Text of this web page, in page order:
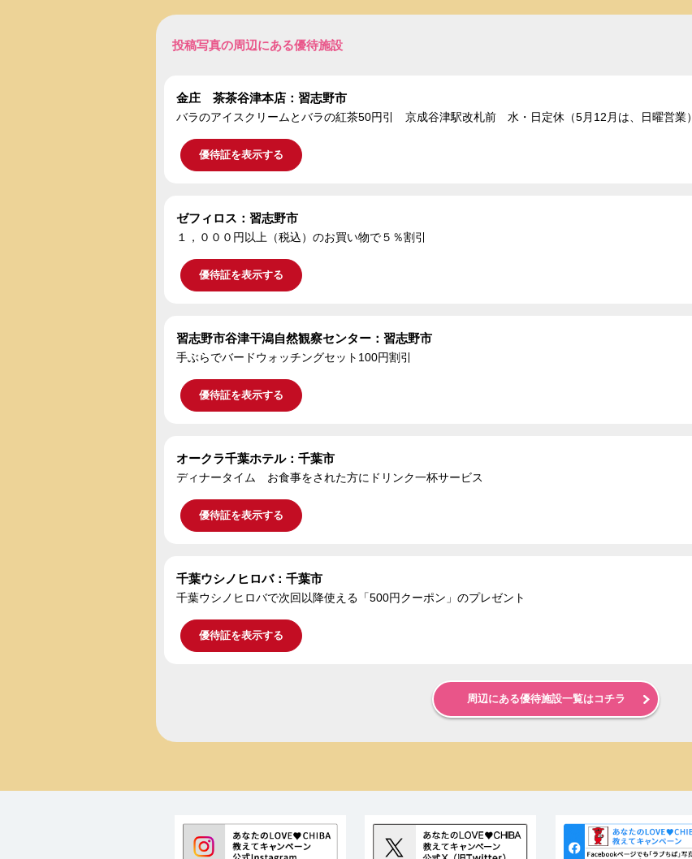
投稿写真の周辺にある優待施設
金庄 茶茶谷津本店：習志野市
バラのアイスクリームとバラの紅茶50円引 京成谷津駅改札前 水・日定休（5月12月は、日曜営業）
優待証を表示する
ゼフィロス：習志野市
１，０００円以上（税込）のお買い物で５％割引
優待証を表示する
習志野市谷津干潟自然観察センター：習志野市
手ぶらでバードウォッチングセット100円割引
優待証を表示する
オークラ千葉ホテル：千葉市
ディナータイム お食事をされた方にドリンク一杯サービス
優待証を表示する
千葉ウシノヒロバ：千葉市
千葉ウシノヒロバで次回以降使える「500円クーポン」のプレゼント
優待証を表示する
周辺にある優待施設一覧はコチラ